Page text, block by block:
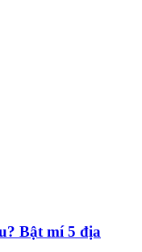
Bật mí 5 địa